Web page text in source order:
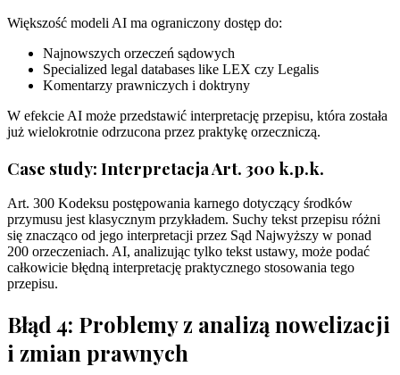
Większość modeli AI ma ograniczony dostęp do:
Najnowszych orzeczeń sądowych
Specialized legal databases like LEX czy Legalis
Komentarzy prawniczych i doktryny
W efekcie AI może przedstawić interpretację przepisu, która została
już wielokrotnie odrzucona przez praktykę orzeczniczą.
Case study: Interpretacja Art. 300 k.p.k.
Art. 300 Kodeksu postępowania karnego dotyczący środków
przymusu jest klasycznym przykładem. Suchy tekst przepisu różni
się znacząco od jego interpretacji przez Sąd Najwyższy w ponad
200 orzeczeniach. AI, analizując tylko tekst ustawy, może podać
całkowicie błędną interpretację praktycznego stosowania tego
przepisu.
Błąd 4: Problemy z analizą nowelizacji
i zmian prawnych